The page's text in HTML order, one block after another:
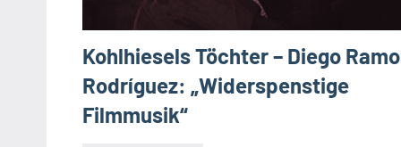
Kohlhiesels Töchter – Diego
Rodríguez: „Widerspenstige
Filmmusik“